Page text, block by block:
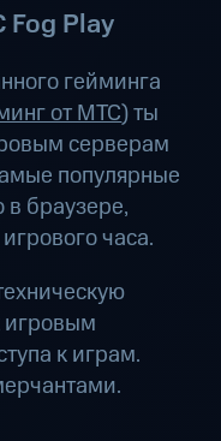
Play
гейминга
от МТС) ты
серверам
популярные
браузере,
часа.
игровым
к играм.